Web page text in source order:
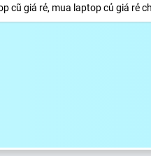
cũ giá rẻ, mua laptop củ giá rẻ